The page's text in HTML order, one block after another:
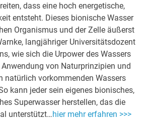
dass eine hoch energetische,
entsteht. Dieses bionische Wasser
Organismus und der Zelle äußerst
langjähriger Universitätsdozent
wie sich die Urpower des Wassers
von Naturprinzipien und
natürlich vorkommenden Wassers
kann jeder sein eigenes bionisches,
Superwasser herstellen, das die
unterstützt…hier mehr erfahren >>>